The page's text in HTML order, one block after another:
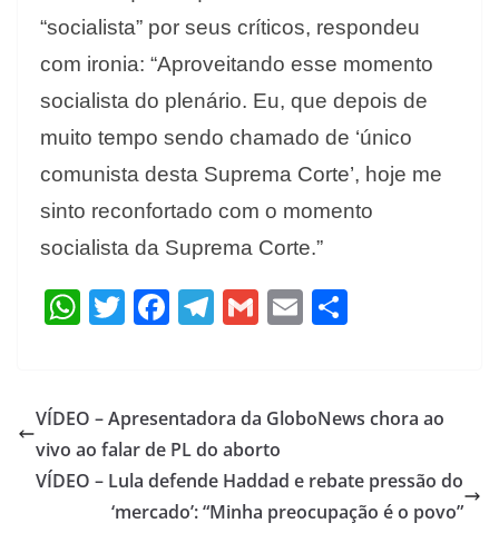
“socialista” por seus críticos, respondeu
com ironia: “Aproveitando esse momento
socialista do plenário. Eu, que depois de
muito tempo sendo chamado de ‘único
comunista desta Suprema Corte’, hoje me
sinto reconfortado com o momento
socialista da Suprema Corte.”
W
s
A
p
T
er
F
b
o
o
k
T
gr
a
m
G
l
E
l e
VÍDEO – Apresentadora da GloboNews chora ao
vivo ao falar de PL do aborto
VÍDEO – Lula defende Haddad e rebate pressão do
‘mercado’: “Minha preocupação é o povo”